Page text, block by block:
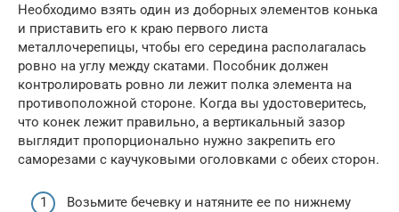
Необходимо взять один из доборных элементов конька
и приставить его к краю первого листа
металлочерепицы, чтобы его середина располагалась
ровно на углу между скатами. Пособник должен
контролировать ровно ли лежит полка элемента на
противоположной стороне. Когда вы удостоверитесь,
что конек лежит правильно, а вертикальный зазор
выглядит пропорционально нужно закрепить его
саморезами с каучуковыми оголовками с обеих сторон.
Возьмите бечевку и натяните ее по нижнему